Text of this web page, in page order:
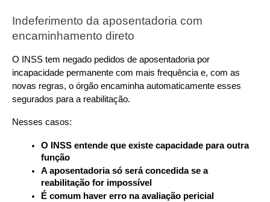
Indeferimento da aposentadoria com
encaminhamento direto
O INSS tem negado pedidos de aposentadoria por
incapacidade permanente com mais frequência e, com as
novas regras, o órgão encaminha automaticamente esses
segurados para a reabilitação.
Nesses casos:
O INSS entende que existe capacidade para outra
função
A aposentadoria só será concedida se a
reabilitação for impossível
É comum haver erro na avaliação pericial